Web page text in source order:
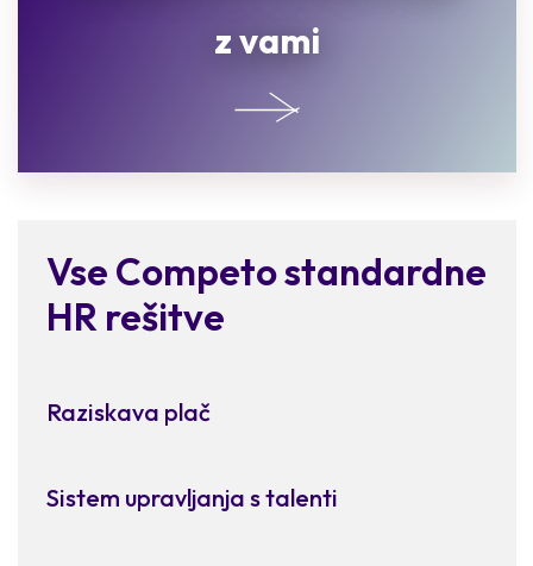
z vami
Vse Competo standardne
HR rešitve
Raziskava plač
Sistem upravljanja s talenti